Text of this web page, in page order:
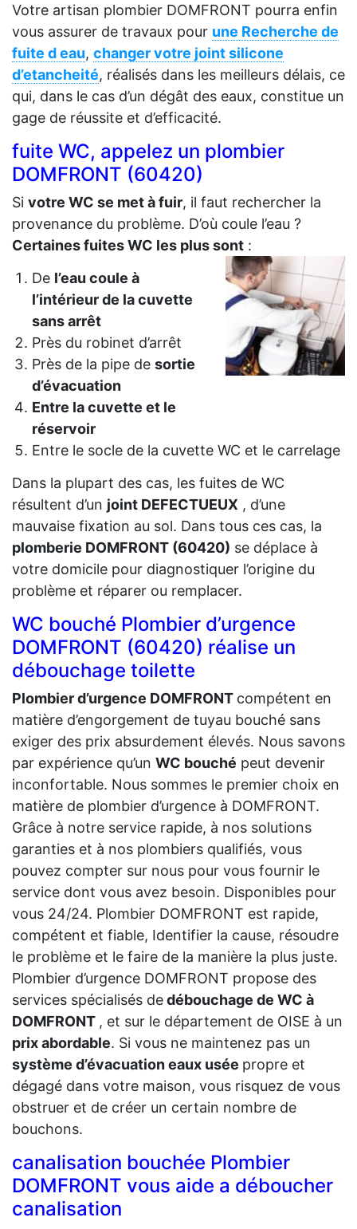
Votre artisan plombier DOMFRONT pourra enfin
vous assurer de travaux pour une Recherche de
fuite d eau, changer votre joint silicone
d’etancheité, réalisés dans les meilleurs délais, ce
qui, dans le cas d’un dégât des eaux, constitue un
gage de réussite et d’efficacité.
fuite WC, appelez un plombier
DOMFRONT (60420)
Si votre WC se met à fuir, il faut rechercher la
provenance du problème. D’où coule l’eau ?
Certaines fuites WC les plus sont :
De l’eau coule à
l’intérieur de la cuvette
sans arrêt
Près du robinet d’arrêt
Près de la pipe de sortie
d’évacuation
Entre la cuvette et le
réservoir
Entre le socle de la cuvette WC et le carrelage
Dans la plupart des cas, les fuites de WC
résultent d’un joint DEFECTUEUX , d’une
mauvaise fixation au sol. Dans tous ces cas, la
plomberie DOMFRONT (60420) se déplace à
votre domicile pour diagnostiquer l’origine du
problème et réparer ou remplacer.
WC bouché Plombier d’urgence
DOMFRONT (60420) réalise un
débouchage toilette
Plombier d’urgence DOMFRONT compétent en
matière d’engorgement de tuyau bouché sans
exiger des prix absurdement élevés. Nous savons
par expérience qu’un WC bouché peut devenir
inconfortable. Nous sommes le premier choix en
matière de plombier d’urgence à DOMFRONT.
Grâce à notre service rapide, à nos solutions
garanties et à nos plombiers qualifiés, vous
pouvez compter sur nous pour vous fournir le
service dont vous avez besoin. Disponibles pour
vous 24/24. Plombier DOMFRONT est rapide,
compétent et fiable, Identifier la cause, résoudre
le problème et le faire de la manière la plus juste.
Plombier d’urgence DOMFRONT propose des
services spécialisés dedébouchage de WC à
DOMFRONT , et sur le département de OISE à un
prix abordable. Si vous ne maintenez pas un
système d’évacuation eaux usée propre et
dégagé dans votre maison, vous risquez de vous
obstruer et de créer un certain nombre de
bouchons.
canalisation bouchée Plombier
DOMFRONT vous aide a déboucher
canalisation